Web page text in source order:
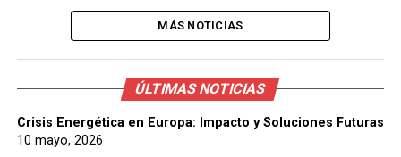
MÁS NOTICIAS
ÚLTIMAS NOTICIAS
Crisis Energética en Europa: Impacto y Soluciones Futuras
10 mayo, 2026